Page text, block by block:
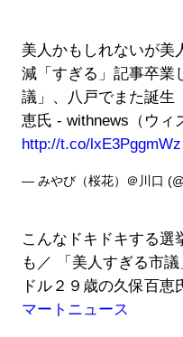
美人かもしれないが
減「すぎる」記事卒業
議」、八戸でまた誕
恵氏 - withnews（ウィ
http://t.co/lxE3PggmWz
— みやび（桜花）＠川口
こんなドキドキする選
も／ 「美人すぎる市
ドル２９歳の久保百恵
マートニュース